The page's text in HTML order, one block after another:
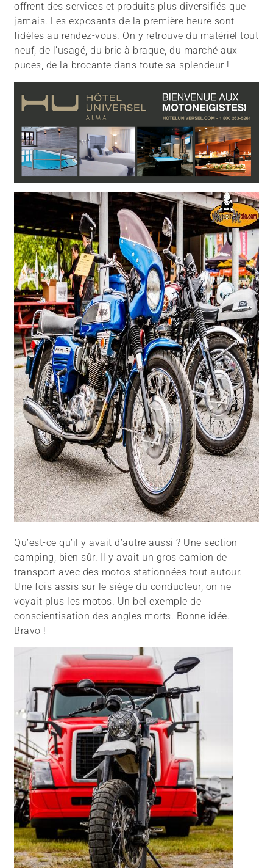
offrent des services et produits plus diversifiés que
jamais. Les exposants de la première heure sont
fidèles au rendez-vous. On y retrouve du matériel tout
neuf, de l’usagé, du bric à braque, du marché aux
puces, de la brocante dans toute sa splendeur !
Qu’est-ce qu’il y avait d’autre aussi ? Une section
camping, bien sûr. Il y avait un gros camion de
transport avec des motos stationnées tout autour.
Une fois assis sur le siège du conducteur, on ne
voyait plus les motos. Un bel exemple de
conscientisation des angles morts. Bonne idée.
Bravo !